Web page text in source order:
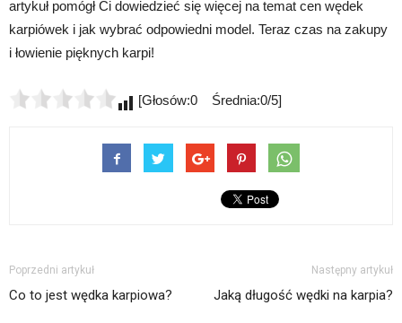
artykuł pomógł Ci dowiedzieć się więcej na temat cen wędek
karpiówek i jak wybrać odpowiedni model. Teraz czas na zakupy
i łowienie pięknych karpi!
[Głosów:0 Średnia:0/5]
Poprzedni artykuł
Co to jest wędka karpiowa?
Następny artykuł
Jaką długość wędki na karpia?